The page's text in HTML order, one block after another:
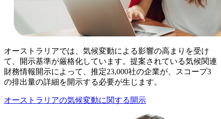
オーストラリアでは、気候変動による影響の高まりを受け
て、開示基準が厳格化しています。提案されている気候関連
財務情報開示によって、推定23,000社の企業が、スコープ3
の排出量の詳細を開示する必要が生じます。
オーストラリアの気候変動に関する開示